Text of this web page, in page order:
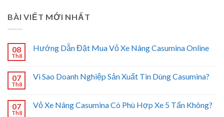
BÀI VIẾT MỚI NHẤT
08
Th8
Hướng Dẫn Đặt Mua Vỏ Xe Nâng Casumina Online
07
Th8
Vì Sao Doanh Nghiệp Sản Xuất Tin Dùng Casumina?
07
Th8
Vỏ Xe Nâng Casumina Có Phù Hợp Xe 5 Tấn Không?